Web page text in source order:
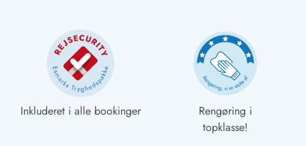
Inkluderet i alle bookinger
Rengøring i
topklasse!